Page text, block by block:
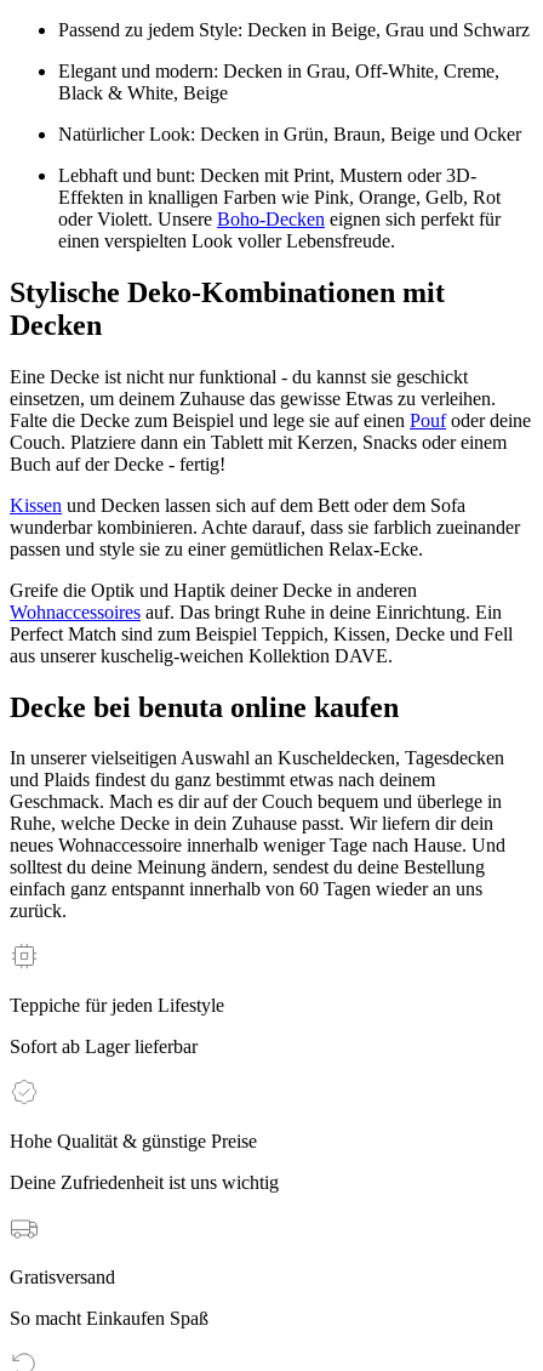
Passend zu jedem Style: Decken in Beige, Grau und Schwarz
Elegant und modern: Decken in Grau, Off-White, Creme,
Black & White, Beige
Natürlicher Look: Decken in Grün, Braun, Beige und Ocker
Lebhaft und bunt: Decken mit Print, Mustern oder 3D-
Effekten in knalligen Farben wie Pink, Orange, Gelb, Rot
oder Violett. Unsere Boho-Decken eignen sich perfekt für
einen verspielten Look voller Lebensfreude.
Stylische Deko-Kombinationen mit
Decken
Eine Decke ist nicht nur funktional - du kannst sie geschickt
einsetzen, um deinem Zuhause das gewisse Etwas zu verleihen.
Falte die Decke zum Beispiel und lege sie auf einen Poufoder deine
Couch. Platziere dann ein Tablett mit Kerzen, Snacks oder einem
Buch auf der Decke - fertig!
Kissen und Decken lassen sich auf dem Bett oder dem Sofa
wunderbar kombinieren. Achte darauf, dass sie farblich zueinander
passen und style sie zu einer gemütlichen Relax-Ecke.
Greife die Optik und Haptik deiner Decke in anderen
Wohnaccessoires auf. Das bringt Ruhe in deine Einrichtung. Ein
Perfect Match sind zum Beispiel Teppich, Kissen, Decke und Fell
aus unserer kuschelig-weichen Kollektion DAVE.
Decke bei benuta online kaufen
In unserer vielseitigen Auswahl an Kuscheldecken, Tagesdecken
und Plaids findest du ganz bestimmt etwas nach deinem
Geschmack. Mach es dir auf der Couch bequem und überlege in
Ruhe, welche Decke in dein Zuhause passt. Wir liefern dir dein
neues Wohnaccessoire innerhalb weniger Tage nach Hause. Und
solltest du deine Meinung ändern, sendest du deine Bestellung
einfach ganz entspannt innerhalb von 60 Tagen wieder an uns
zurück.
Teppiche für jeden Lifestyle
Sofort ab Lager lieferbar
Hohe Qualität & günstige Preise
Deine Zufriedenheit ist uns wichtig
Gratisversand
So macht Einkaufen Spaß